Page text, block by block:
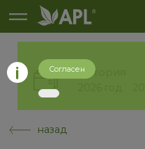
История
назад
Согласен